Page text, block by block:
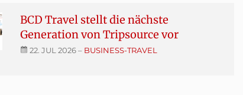
BCD Travel stellt die nächste
Generation von Tripsource vor
22. JUL 2026– BUSINESS-TRAVEL